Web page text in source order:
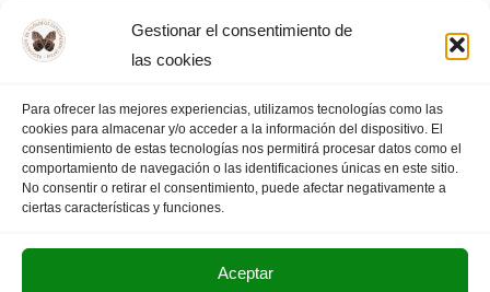
Gestionar el consentimiento de
las cookies
Para ofrecer las mejores experiencias, utilizamos tecnologías como las
cookies para almacenar y/o acceder a la información del dispositivo. El
consentimiento de estas tecnologías nos permitirá procesar datos como el
comportamiento de navegación o las identificaciones únicas en este sitio.
No consentir o retirar el consentimiento, puede afectar negativamente a
ciertas características y funciones.
Aceptar
« PÁGINA
ANTERIOR
1 2 3 4 5 …
13
PÁGINA
SIGUIENTE »